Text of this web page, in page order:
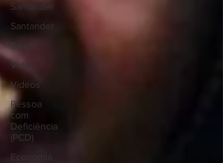
Santander
Santander
Saúde
Vídeo
Vídeos
Pessoa
com
Deficiência
(PCD)
Economia